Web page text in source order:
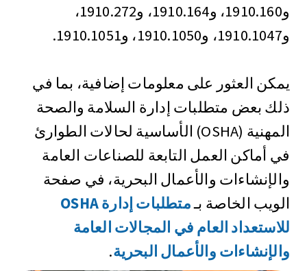
و1910.160، و1910.164، و1910.272،
و1910.1047، و1910.1050، و1910.1051.
يمكن العثور على معلومات إضافية، بما في
ذلك بعض متطلبات إدارة السلامة والصحة
المهنية (OSHA) الأساسية لحالات الطوارئ
في أماكن العمل التابعة للصناعات العامة
والإنشاءات والأعمال البحرية، في صفحة
الويب الخاصة بـ
متطلبات إدارة OSHA
للاستعداد العام في المجالات العامة
والإنشاءات والأعمال البحرية.